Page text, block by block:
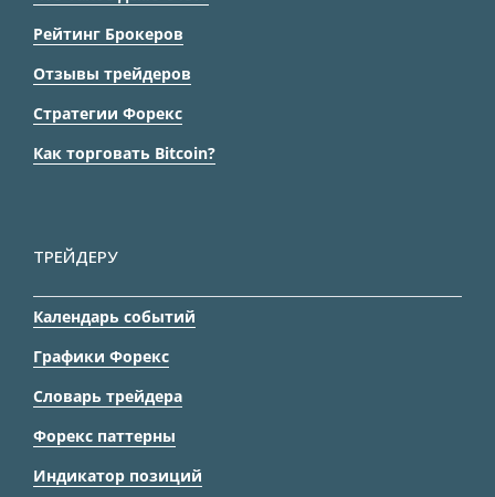
Рейтинг Брокеров
Отзывы трейдеров
Стратегии Форекс
Как торговать Bitcoin?
ТРЕЙДЕРУ
Календарь событий
Графики Форекс
Словарь трейдера
Форекс паттерны
Индикатор позиций